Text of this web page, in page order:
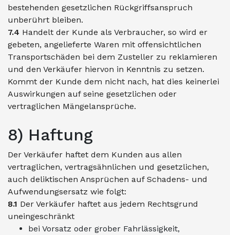
bestehenden gesetzlichen Rückgriffsanspruch
unberührt bleiben.
7.4 Handelt der Kunde als Verbraucher, so wird er
gebeten, angelieferte Waren mit offensichtlichen
Transportschäden bei dem Zusteller zu reklamieren
und den Verkäufer hiervon in Kenntnis zu setzen.
Kommt der Kunde dem nicht nach, hat dies keinerlei
Auswirkungen auf seine gesetzlichen oder
vertraglichen Mängelansprüche.
8) Haftung
Der Verkäufer haftet dem Kunden aus allen
vertraglichen, vertragsähnlichen und gesetzlichen,
auch deliktischen Ansprüchen auf Schadens- und
Aufwendungsersatz wie folgt:
8.1 Der Verkäufer haftet aus jedem Rechtsgrund
uneingeschränkt
bei Vorsatz oder grober Fahrlässigkeit,